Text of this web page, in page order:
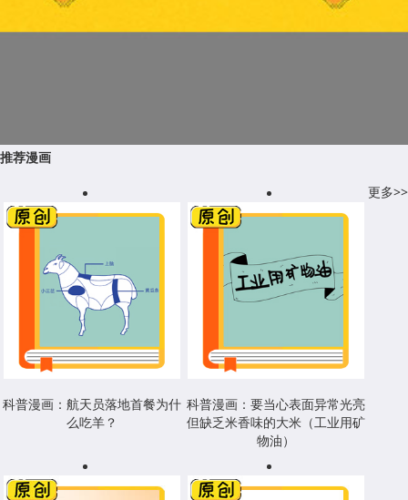
推荐漫画
更多>>
科普漫画：航天员落地首餐为什
么吃羊？
科普漫画：要当心表面异常光亮
但缺乏米香味的大米（工业用矿
物油）